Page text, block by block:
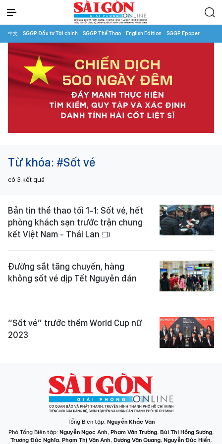
中文 SGGP Đầu tư Tài chính SGGP Thể Thao English Edition SGGP Epaper
Từ khóa: #Sốt vé
có 3 kết quả
Bản tin thể thao tối 1-1: Sốt vé, hết
phòng khách sạn trước trận chung
kết Việt Nam - Thái Lan
Đường sắt tăng chuyến, hàng
không sốt vé dịp Tết Nguyên đán
“Sốt vé” trước thềm World Cup nữ
2023
Tổng Biên tập: Nguyễn Khắc Văn
Phó Tổng Biên tập: Nguyễn Ngọc Anh, Phạm Văn Trường, Bùi Thị Hồng Sương,
Trương Đức Nghĩa, Phạm Thị Vân Anh, Dương Văn Quang, Nguyễn Đức Hiển,